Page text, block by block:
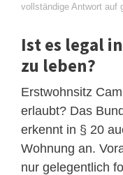
vollständige Antwort auf
Ist es legal
zu leben?
Erstwohnsitz
erlaubt? Das
erkennt in § 20
Wohnung an.
nur gelegentlich